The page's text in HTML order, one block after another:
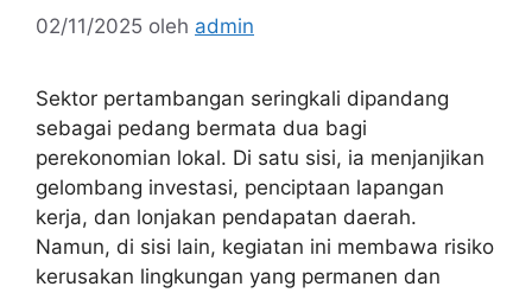
02/11/2025 oleh admin
Sektor pertambangan seringkali dipandang
sebagai pedang bermata dua bagi
perekonomian lokal. Di satu sisi, ia menjanjikan
gelombang investasi, penciptaan lapangan
kerja, dan lonjakan pendapatan daerah.
Namun, di sisi lain, kegiatan ini membawa risiko
kerusakan lingkungan yang permanen dan